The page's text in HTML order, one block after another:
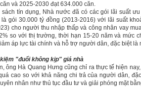
và 2025-2030 đạt 634.000 căn.
sách tín dụng, Nhà nước đã có các gói lãi suất
là gói 30.000 tỷ đồng (2013-2016) với lãi suất
cho người thu nhập thấp và công nhân vay
so với thị trường, thời hạn 15-20 năm và mức
áp lực tài chính và hỗ trợ người dân, đặc biệt là
"đuổi không kịp" giá nhà
ông Hà Quang Hưng cũng chỉ ra thực tế hiện
cao so với khả năng chi trả của người dân,
nhân như thủ tục đầu tư và giải phóng mặt